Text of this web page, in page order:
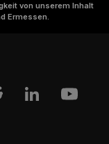
von unserem Inhalt
Ermessen.